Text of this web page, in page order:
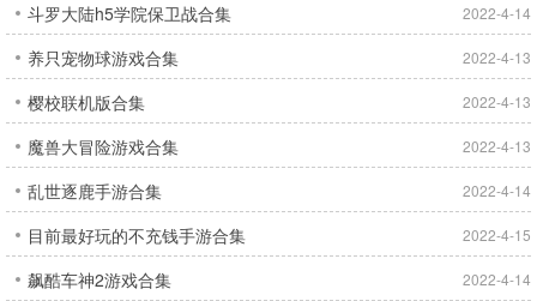
斗罗大陆h5学院保卫战合集 2022-4-14
养只宠物球游戏合集 2022-4-13
樱校联机版合集 2022-4-13
魔兽大冒险游戏合集 2022-4-13
乱世逐鹿手游合集 2022-4-14
目前最好玩的不充钱手游合集 2022-4-15
飙酷车神2游戏合集 2022-4-14